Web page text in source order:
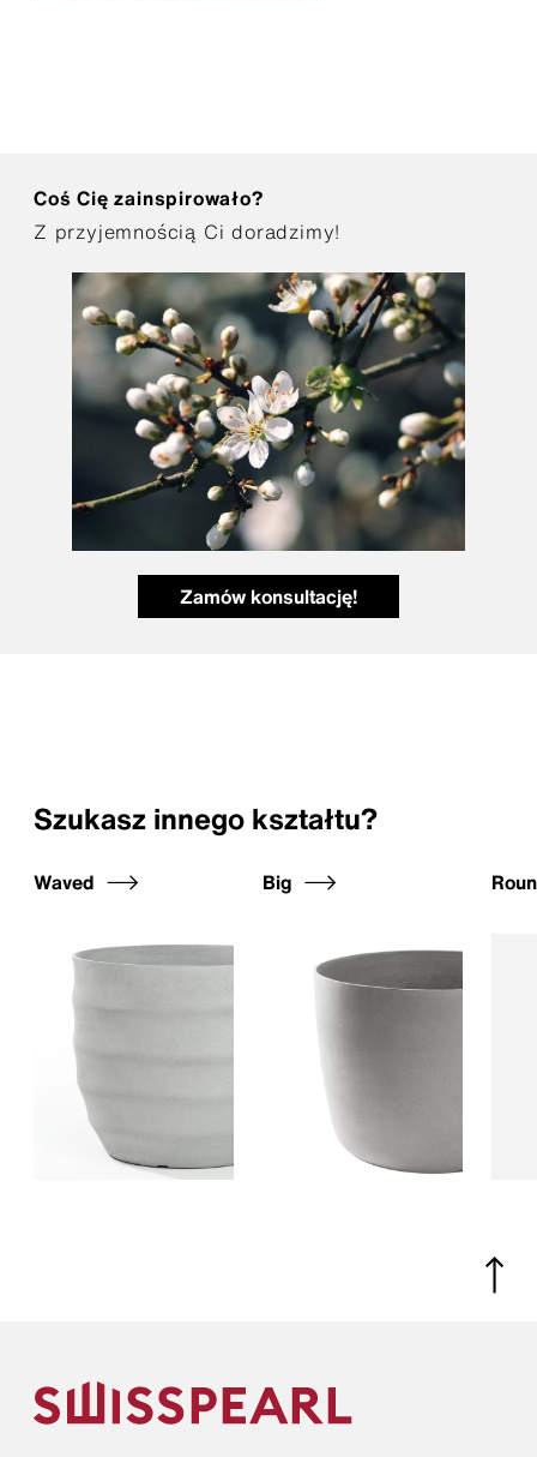
Zamów konsultację!
Coś Cię zainspirowało?
Z przyjemnością Ci doradzimy!
Szukasz innego kształtu?
Waved Big